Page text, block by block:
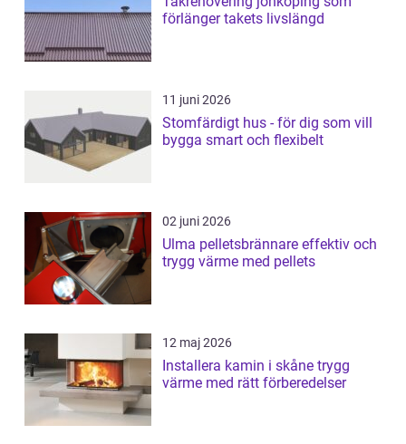
förlänger takets livslängd
11 juni 2026
Stomfärdigt hus - för dig som vill
bygga smart och flexibelt
02 juni 2026
Ulma pelletsbrännare effektiv och
trygg värme med pellets
12 maj 2026
Installera kamin i skåne trygg
värme med rätt förberedelser